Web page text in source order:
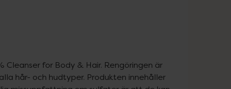
for Body & Hair. Rengöringen är
hår- och hudtyper. Produkten innehåller